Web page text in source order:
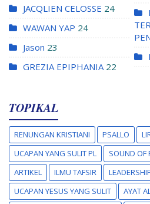
JACQLIEN CELOSSE 24
WAWAN YAP 24
Jason 23
GREZIA EPIPHANIA 22
TOPIKAL
RENUNGAN KRISTIANI PSALLO
UCAPAN YANG SULIT PL
SOUND OF
ARTIKEL
ILMU TAFSIR
UCAPAN YESUS YANG SULIT
AYAT